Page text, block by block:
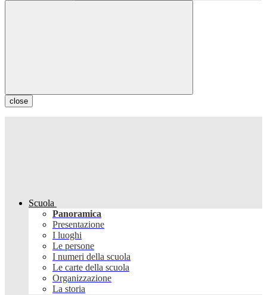
close
Scuola
Panoramica
Presentazione
I luoghi
Le persone
I numeri della scuola
Le carte della scuola
Organizzazione
La storia